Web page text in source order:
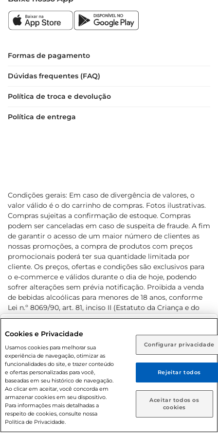
Rio de Janeiro (RJ) Goiás (GO)
Ou
Caso queira comprar online, informe como deseja receber
suas compras:
Entrega em casa Retire em Loja
direta, para preservar suas características.
Uma Experiência de Sabor Inigualável
Morango, você opta por um produto que une
de sabores que promete agradar até os paladares
esse panettone pode transformar suas reuniões
Formas de pagamento
Dúvidas frequentes (FAQ)
Política de troca e devolução
Política de entrega
Condições gerais: Em caso de divergência de valores, o
valor válido é o do carrinho de compras. Fotos ilustrativas.
Compras sujeitas a confirmação de estoque. Compras
podem ser canceladas em caso de suspeita de fraude. A fim
de garantir o acesso de um maior número de clientes as
nossas promoções, a compra de produtos com preços
promocionais poderá ter sua quantidade limitada por
cliente. Os preços, ofertas e condições são exclusivos para
o e-commerce e válidos durante o dia de hoje, podendo
sofrer alterações sem prévia notificação. Proibida a venda
de bebidas alcoólicas para menores de 18 anos, conforme
Lei n.º 8069/90, art. 81, inciso II (Estatuto da Criança e do
Adolescente). Preços e condições exclusivos para o
prévio. O valor mínimo para as compras on-line é de R$
80,00.
© 2026 Copyright. Todos os direitos
reservados Prezunic.
Cookies e Privacidade
Usamos cookies para melhorar sua
experiência de navegação, otimizar as
funcionalidades do site, e trazer conteúdo
e ofertas personalizadas para você,
baseadas em seu histórico de navegação.
Ao clicar em aceitar, você concorda em
armazenar cookies em seu dispositivo.
Para informações mais detalhadas a
respeito de cookies, consulte nossa
Política de Privacidade.
Configurar privacidade
Rejeitar todos
Aceitar todos os
cookies